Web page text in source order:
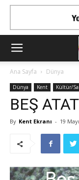
Ana Sayfa Dünya
Dünya Kent Kültür/
BEŞ
By Kent Ekranı - 19